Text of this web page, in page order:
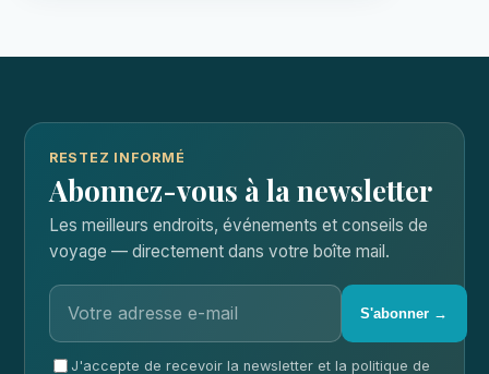
RESTEZ INFORMÉ
Abonnez-vous à la newsletter
Les meilleurs endroits, événements et conseils de
voyage — directement dans votre boîte mail.
S'abonner →
J'accepte de recevoir la newsletter et la politique de